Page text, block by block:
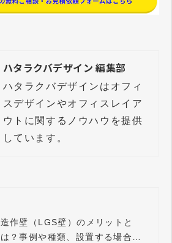
ハタラクバデザイン 編集部
ハタラクバデザインはオフィ
スデザインやオフィスレイア
ウトに関するノウハウを提供
しています。
造作壁（LGS壁）のメリットと
は？事例や種類、設置する場合の